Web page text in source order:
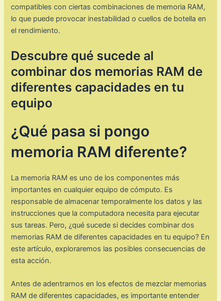
compatibles con ciertas combinaciones de memoria RAM,
lo que puede provocar inestabilidad o cuellos de botella en
el rendimiento.
Descubre qué sucede al
combinar dos memorias RAM de
diferentes capacidades en tu
equipo
¿Qué pasa si pongo
memoria RAM diferente?
La memoria RAM es uno de los componentes más
importantes en cualquier equipo de cómputo. Es
responsable de almacenar temporalmente los datos y las
instrucciones que la computadora necesita para ejecutar
sus tareas. Pero, ¿qué sucede si decides combinar dos
memorias RAM de diferentes capacidades en tu equipo? En
este artículo, exploraremos las posibles consecuencias de
esta acción.
Antes de adentrarnos en los efectos de mezclar memorias
RAM de diferentes capacidades, es importante entender